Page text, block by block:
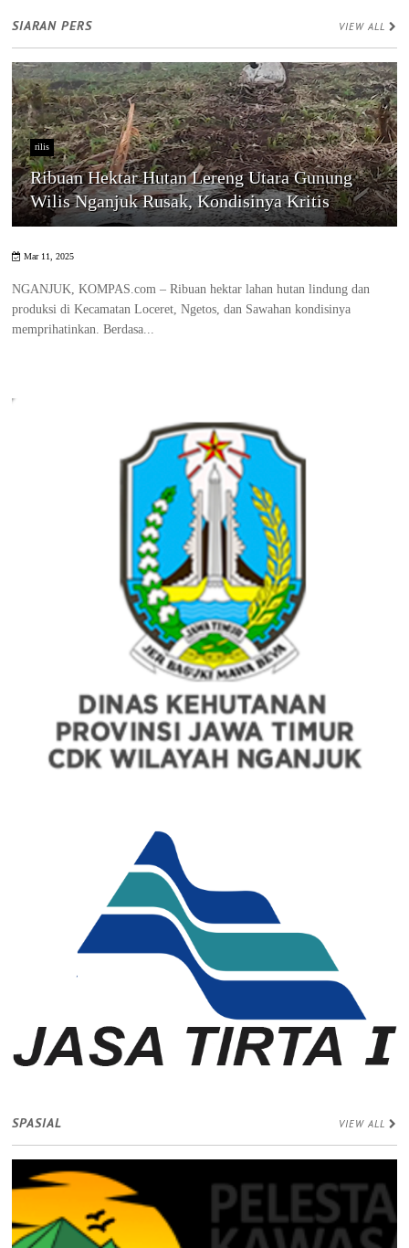
SIARAN PERS VIEW ALL
rilis
Ribuan Hektar Hutan Lereng Utara Gunung
Wilis Nganjuk Rusak, Kondisinya Kritis
Mar 11, 2025
NGANJUK, KOMPAS.com – Ribuan hektar lahan hutan lindung dan
produksi di Kecamatan Loceret, Ngetos, dan Sawahan kondisinya
memprihatinkan. Berdasa...
SPASIAL VIEW ALL